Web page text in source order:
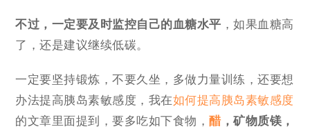
不过，一定要及时监控自己的血糖水平 ，如果血糖高
了，还是建议继续低碳。
一定要坚持锻炼，不要久坐，多做力量训练，还要想
办法提高胰岛素敏感度，我在如何提高胰岛素敏感度
的文章里面提到，要多吃如下食物，醋，矿物质镁，